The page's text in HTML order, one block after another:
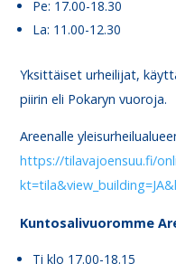
Pe: 17.00-18.30
La: 11.00-12.30
Yksittäiset urheilijat,
piirin eli Pokaryn vuoroja.
Areenalle
https://tilavajoensuu.fi/
Kuntosalivuoromme
Ti klo 17.00-18.15